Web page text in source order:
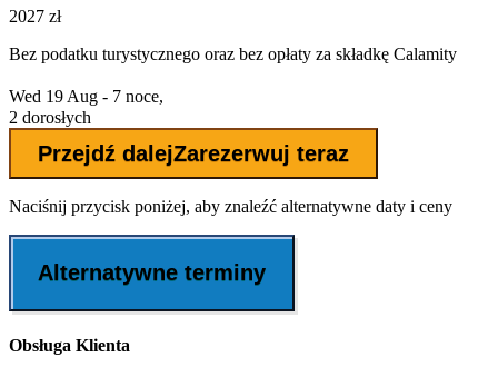
2027 zł
Bez podatku turystycznego oraz bez opłaty za składkę Calamity
Wed 19 Aug - 7 noce,
2 dorosłych
Przejdź dalejZarezerwuj teraz
Naciśnij przycisk poniżej, aby znaleźć alternatywne daty i ceny
Alternatywne terminy
Obsługa Klienta